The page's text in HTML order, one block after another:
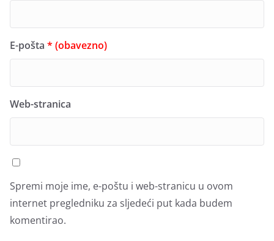
E-pošta * (obavezno)
Web-stranica
Spremi moje ime, e-poštu i web-stranicu u ovom
internet pregledniku za sljedeći put kada budem
komentirao.